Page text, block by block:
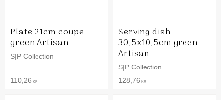
Plate 21cm coupe
green Artisan
S|P Collection
110,26 KR
Serving dish
30,5x10,5cm green
Artisan
S|P Collection
128,76 KR